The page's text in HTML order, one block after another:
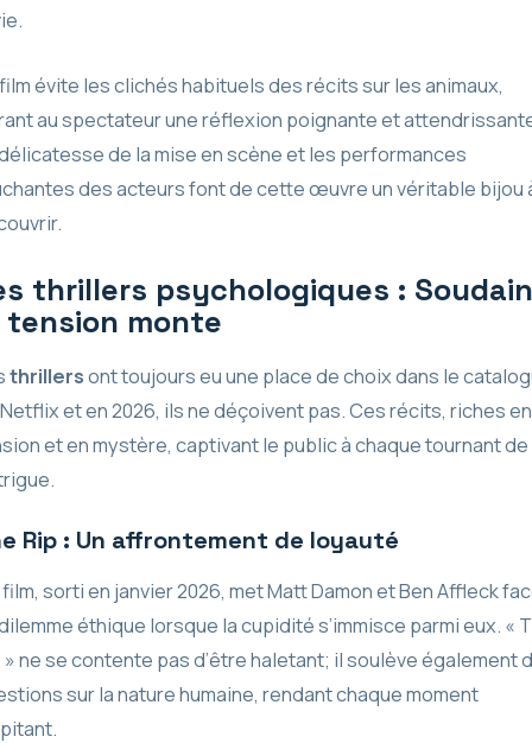
évite les clichés habituels des récits sur les animaux,
au spectateur une réflexion poignante et
de la mise en scène et les performances
des acteurs font de cette œuvre un véritable bijou
thrillers psychologiques :
tension monte
thrillersont toujours eu une place de choix dans le
et en 2026, ils ne déçoivent pas. Ces récits, riches en
et en mystère, captivant le public à chaque tournant de
Rip : Un affrontement de loyauté
sorti en janvier 2026, met Matt Damon et Ben Affleck
éthique lorsque la cupidité s’immisce parmi eux. «
» ne se contente pas d’être haletant; il soulève également
sur la nature humaine, rendant chaque moment